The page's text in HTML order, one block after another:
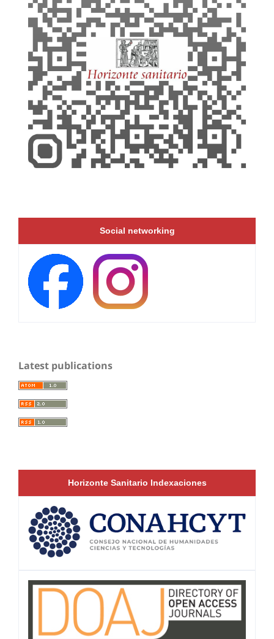
Social networking
Latest publications
Horizonte Sanitario Indexaciones